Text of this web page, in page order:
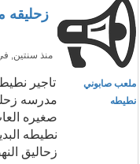
زحليقه
منذ سنتين,
ملعب صابوني
نطيطه
تاجير
مدرسه
صغيره
نطيطه
زحاليق